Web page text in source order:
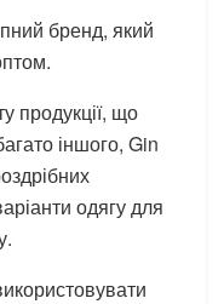
бренд, який
продукції, що
іншого, Gin
одягу для